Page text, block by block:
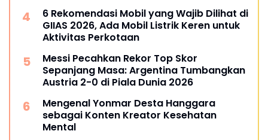
6 Rekomendasi Mobil yang Wajib Dilihat di
GIIAS 2026, Ada Mobil Listrik Keren untuk
Aktivitas Perkotaan
Messi Pecahkan Rekor Top Skor
Sepanjang Masa: Argentina Tumbangkan
Austria 2-0 di Piala Dunia 2026
Mengenal Yonmar Desta Hanggara
sebagai Konten Kreator Kesehatan
Mental